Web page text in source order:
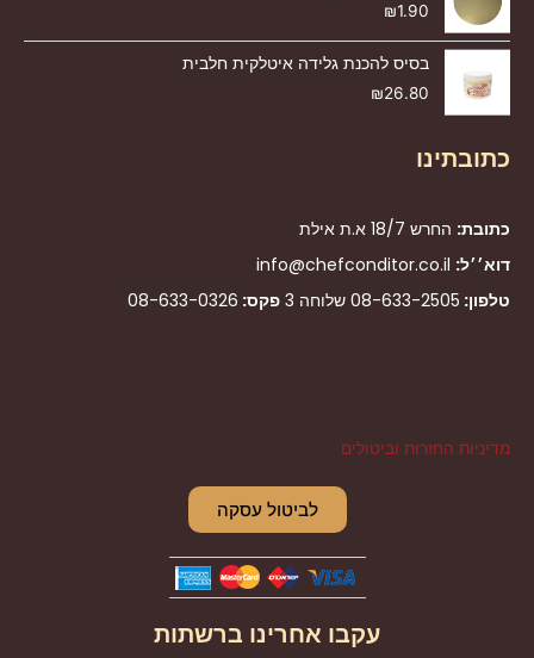
₪1.90
בסיס להכנת גלידה איטלקית חלבית
₪26.80
כתובתינו
כתובת: החרש 18/7 א.ת אילת
דוא׳׳ל: info@chefconditor.co.il
טלפון: 08-633-2505 שלוחה 3 פקס: 08-633-0326
מדיניות החזרות וביטולים
לביטול עסקה
עקבו אחרינו ברשתות